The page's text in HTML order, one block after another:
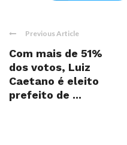
Previous Article
Com mais de 51%
dos votos, Luiz
Caetano é eleito
prefeito de ...